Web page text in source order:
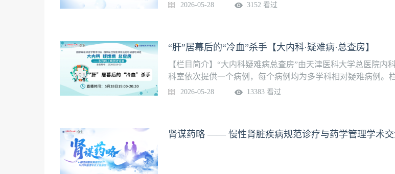
2026-05-28 3152 看过
“肝”居幕后的“冷血”杀手【大内科·疑难病·总查房】
【栏目简介】“大内科疑难病总查房”由天津医科大学总医院内
科室依次提供一个病例，每个病例均为多学科相对疑难病例。
大学总医院相关专业的专家对病例进行分析，同时，还邀请相
（周四）19:00-20:30
2026-05-28 13383 看过